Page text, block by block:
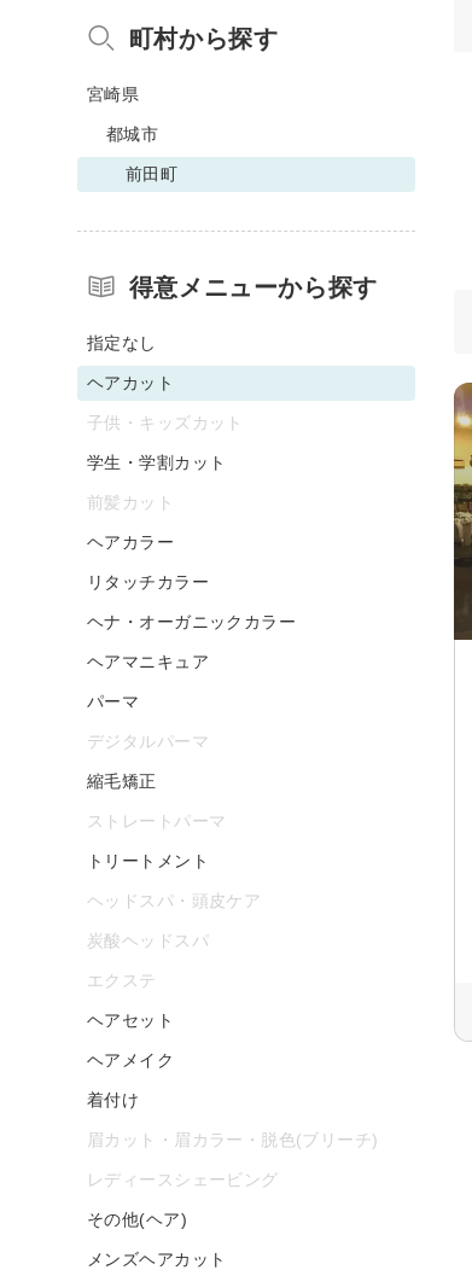
町村から探す
宮崎県
都城市
前田町
得意メニューから探す
指定なし
ヘアカット
子供・キッズカット
学生・学割カット
前髪カット
ヘアカラー
リタッチカラー
ヘナ・オーガニックカラー
ヘアマニキュア
パーマ
デジタルパーマ
縮毛矯正
ストレートパーマ
トリートメント
ヘッドスパ・頭皮ケア
炭酸ヘッドスパ
エクステ
ヘアセット
ヘアメイク
着付け
眉カット・眉カラー・脱色(ブリーチ)
レディースシェービング
その他(ヘア)
メンズヘアカット